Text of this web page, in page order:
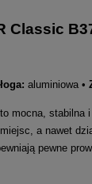
Classic
aluminiowa •
mocna, stabilna i
a nawet
pewne